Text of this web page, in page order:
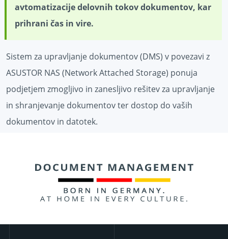
avtomatizacije delovnih tokov dokumentov, kar
prihrani čas in vire.
Sistem za upravljanje dokumentov (DMS) v povezavi z
ASUSTOR NAS (Network Attached Storage) ponuja
podjetjem zmogljivo in zanesljivo rešitev za upravljanje
in shranjevanje dokumentov ter dostop do vaših
dokumentov in datotek.